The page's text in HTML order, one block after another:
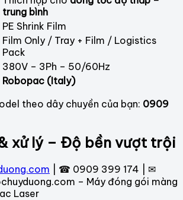
trung bình
PE Shrink Film
Film Only / Tray + Film / Logistics
Pack
380V – 3Ph – 50/60Hz
Robopac (Italy)
theo dây chuyền của bạn: 0909
xử lý – Độ bền vượt trội
| ☎ 0909 399 174 | ✉
– Máy đóng gói màng
Laser